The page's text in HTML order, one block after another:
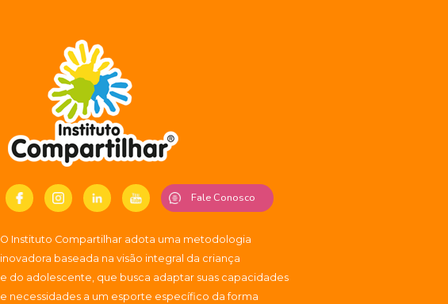
Fale Conosco
O Instituto Compartilhar adota uma metodologia
inovadora baseada na visão integral da criança
e do adolescente, que busca adaptar suas capacidades
e necessidades a um esporte específico da forma